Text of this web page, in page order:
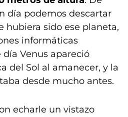
día podemos descartar
hubiera sido ese planeta,
informáticas
Venus apareció
del Sol al amanecer, y la
desde mucho antes.
echarle un vistazo